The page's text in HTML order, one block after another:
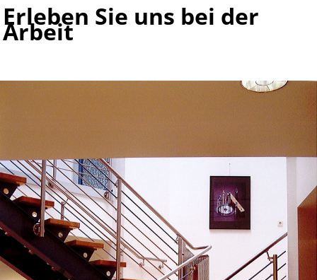
Erleben Sie uns bei der
Arbeit